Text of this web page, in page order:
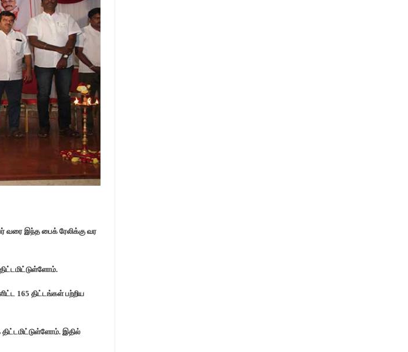
வரை இந்த பைக் ரேலிக்கு வர
165 திட்டங்கள் பற்றிய
இதில்